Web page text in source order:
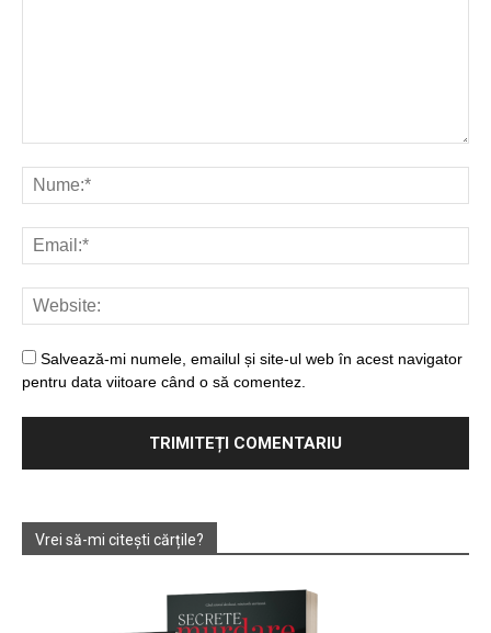
Salvează-mi numele, emailul și site-ul web în acest navigator
pentru data viitoare când o să comentez.
Vrei să-mi citești cărțile?